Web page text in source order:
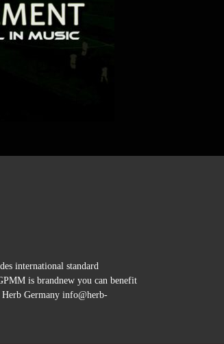
international standard
is brandnew you can benefit
Germany info@herb-